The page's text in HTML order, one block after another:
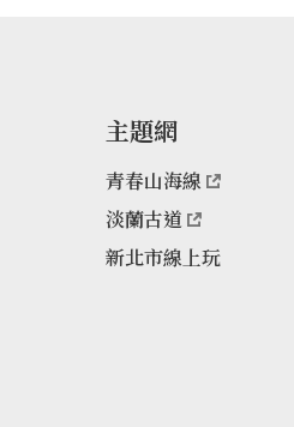
主題網
青春山海線
淡蘭古道
新北市線上玩